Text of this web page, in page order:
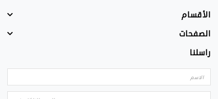
الأقسام
الصفحات
راسلنا